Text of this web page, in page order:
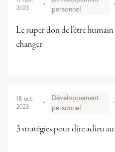
2023
•
personnel
Le super don de l'être
changer
18 oct.
2023
•
Développement
personnel
3 stratégies pour dire adieu